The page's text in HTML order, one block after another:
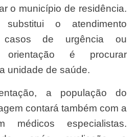
o município de residência.
o atendimento
casos de urgência ou
orientação é procurar
unidade de saúde.
contará também com a
médicos especialistas.